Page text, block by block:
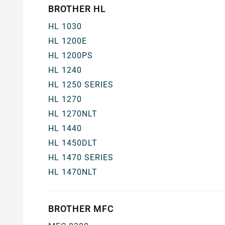
BROTHER HL
HL 1030
HL 1200E
HL 1200PS
HL 1240
HL 1250 SERIES
HL 1270
HL 1270NLT
HL 1440
HL 1450DLT
HL 1470 SERIES
HL 1470NLT
BROTHER MFC